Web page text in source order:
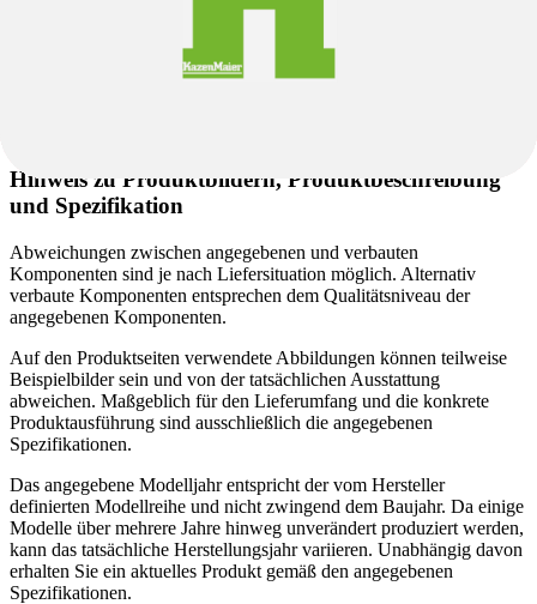
Federgabel
150mm
Hinweis zu Produktbildern, Produktbeschreibung
und Spezifikation
Abweichungen zwischen angegebenen und verbauten
Komponenten sind je nach Liefersituation möglich. Alternativ
verbaute Komponenten entsprechen dem Qualitätsniveau der
angegebenen Komponenten.
Auf den Produktseiten verwendete Abbildungen können teilweise
Beispielbilder sein und von der tatsächlichen Ausstattung
abweichen. Maßgeblich für den Lieferumfang und die konkrete
Produktausführung sind ausschließlich die angegebenen
Spezifikationen.
Das angegebene Modelljahr entspricht der vom Hersteller
definierten Modellreihe und nicht zwingend dem Baujahr. Da einige
Modelle über mehrere Jahre hinweg unverändert produziert werden,
kann das tatsächliche Herstellungsjahr variieren. Unabhängig davon
erhalten Sie ein aktuelles Produkt gemäß den angegebenen
Spezifikationen.